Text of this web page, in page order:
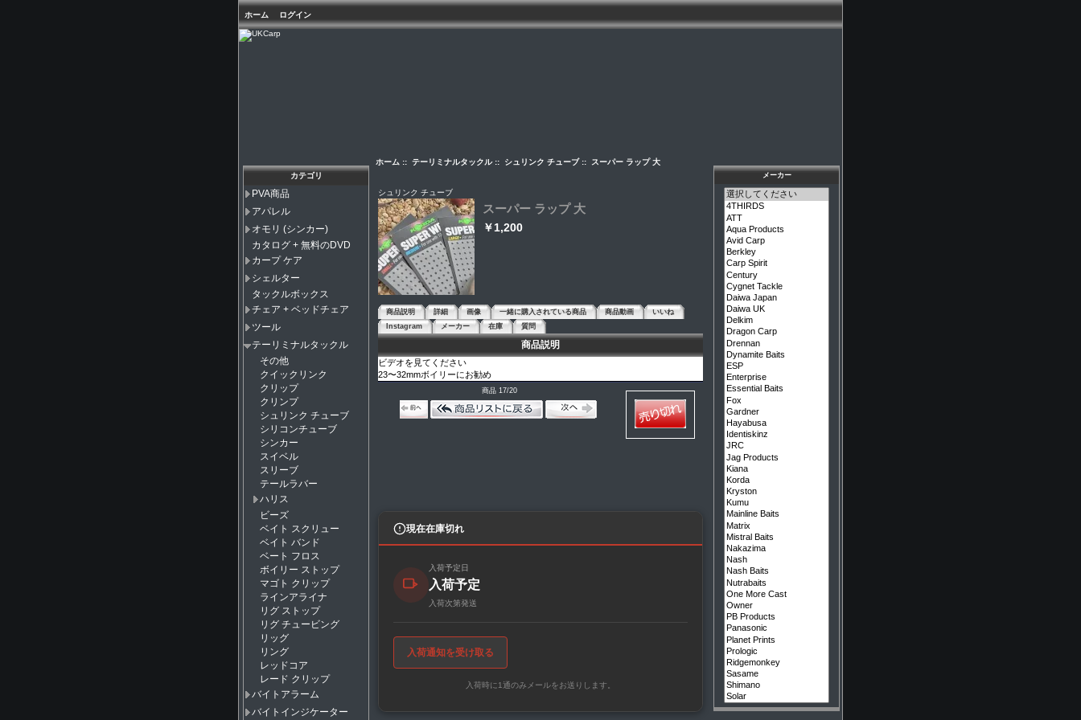
ホーム ログイン
カテゴリ
PVA商品
アパレル
オモリ (シンカー)
カタログ + 無料のDVD
カープ ケア
シェルター
タックルボックス
チェア + ベッドチェア
ツール
テーリミナルタックル
その他
クイックリンク
クリップ
クリンプ
シュリンク チューブ
シリコンチューブ
シンカー
スイベル
スリーブ
テールラバー
ハリス
ビーズ
ベイト スクリュー
ベイト バンド
ベート フロス
ボイリー ストップ
マゴト クリップ
ラインアライナ
リグ ストップ
リグ チュービング
リッグ
リング
レッドコア
レード クリップ
バイトアラーム
バイトインジケーター
ホーム :: テーリミナルタックル:: シュリンク チューブ:: スーパー ラップ 大
シュリンク チューブ
スーパー ラップ 大
￥1,200
商品説明 詳細 画像 一緒に購入されている商品 商品動画
いいね
Instagram
メーカー 在庫 質問
商品説明
ビデオを見てください
23〜32mmボイリーにお勧め
商品 17/20
現在在庫切れ
入荷予定日
入荷予定
入荷次第発送
入荷通知を受け取る
入荷時に1通のみメールをお送りします。
メーカー
メーカーを選択